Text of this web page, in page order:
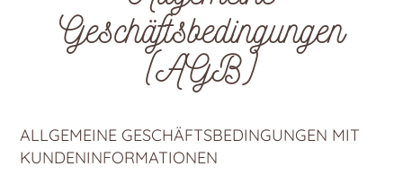
Geschäftsbedingungen
(AGB)
ALLGEMEINE GESCHÄFTSBEDINGUNGEN MIT
KUNDENINFORMATIONEN